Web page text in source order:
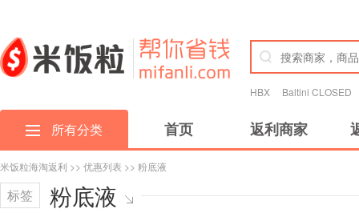
HBX Baltini CLOSED
所有分类 首页 返利商家
米饭粒海淘返利 >> 优惠列表 >> 粉底液
标签 粉底液